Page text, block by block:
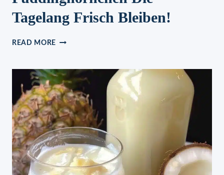
Tagelang Frisch Bleiben!
READ MORE WEICH
PUDDINGHÖRNCHEN
DIE
TAGELANG
FRISCH
BLEIBEN!